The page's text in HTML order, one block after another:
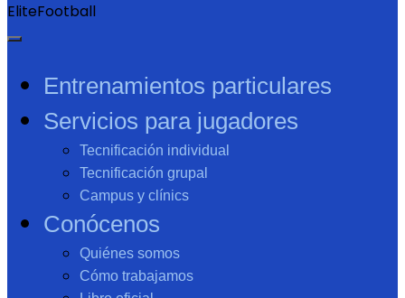
EliteFootball
Entrenamientos particulares
Servicios para jugadores
Tecnificación individual
Tecnificación grupal
Campus y clínics
Conócenos
Quiénes somos
Cómo trabajamos